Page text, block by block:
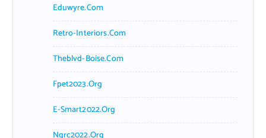
Eduwyre.com
Retro-Interiors.com
Theblvd-Boise.com
Fpet2023.org
E-Smart2022.org
Ngrc2022.org